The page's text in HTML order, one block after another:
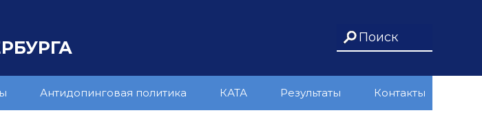
Антидопинговая политика КАТА Результаты Контакты